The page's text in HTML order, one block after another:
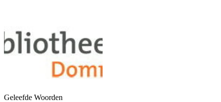
Geleefde Woorden